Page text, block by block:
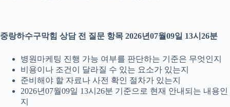
중랑하수구막힘 상담 전 질문 항목 2026년07월09일 13시26분
병원마케팅 진행 가능 여부를 판단하는 기준은 무엇인지
비용이나 조건이 달라질 수 있는 요소가 있는지
준비해야 할 자료나 사전 확인 절차가 있는지
2026년07월09일 13시26분 기준으로 현재 안내되는 내용인
지